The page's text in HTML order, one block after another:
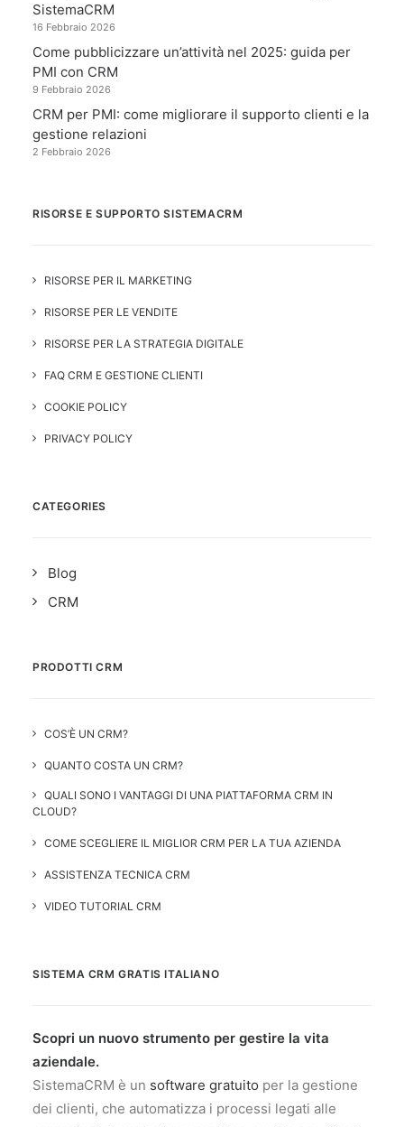
SistemaCRM
16 Febbraio 2026
Come pubblicizzare un’attività nel 2025: guida per
PMI con CRM
9 Febbraio 2026
CRM per PMI: come migliorare il supporto clienti e la
gestione relazioni
2 Febbraio 2026
RISORSE E SUPPORTO SISTEMACRM
RISORSE PER IL MARKETING
RISORSE PER LE VENDITE
RISORSE PER LA STRATEGIA DIGITALE
FAQ CRM E GESTIONE CLIENTI
COOKIE POLICY
PRIVACY POLICY
CATEGORIES
Blog
CRM
PRODOTTI CRM
COS’È UN CRM?
QUANTO COSTA UN CRM?
QUALI SONO I VANTAGGI DI UNA PIATTAFORMA CRM IN
CLOUD?
COME SCEGLIERE IL MIGLIOR CRM PER LA TUA AZIENDA
ASSISTENZA TECNICA CRM
VIDEO TUTORIAL CRM
SISTEMA CRM GRATIS ITALIANO
Scopri un nuovo strumento per gestire la vita
aziendale.
SistemaCRM è un software gratuito per la gestione
dei clienti, che automatizza i processi legati alle